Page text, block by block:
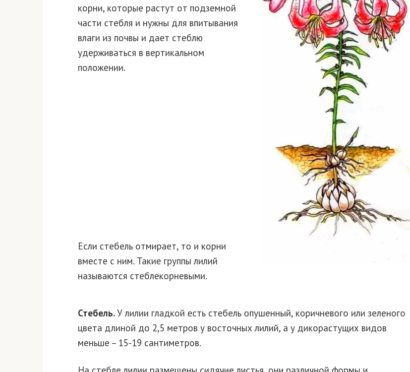
корни, которые растут от подземной
части стебля и нужны для впитывания
влаги из почвы и дает стеблю
удерживаться в вертикальном
положении.
Если стебель отмирает, то и корни
вместе с ним. Такие группы лилий
называются стеблекорневыми.
Стебель.У лилии гладкой есть стебель опушенный, коричневого или зеленого
цвета длиной до 2,5 метров у восточных лилий, а у дикорастущих видов
меньше – 15-19 сантиметров.